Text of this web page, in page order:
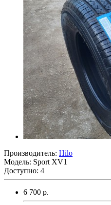
Производитель: Hilo
Модель: Sport XV1
Доступно: 4
6 700 р.